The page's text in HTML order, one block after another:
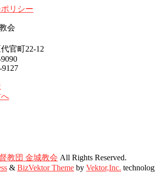
リシー
会
官町22-12
教団 金城教会 All Rights Reserved.
& BizVektor Theme by Vektor,Inc.